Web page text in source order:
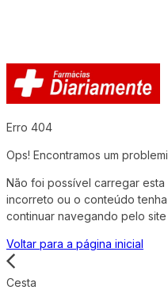
Erro 404
Ops! Encontramos um
Não foi possível carregar
incorreto ou o conteúdo
continuar navegando pelo
Voltar para a página inicial
Cesta